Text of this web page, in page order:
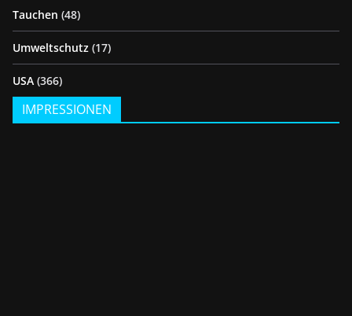
Tauchen (48)
Umweltschutz (17)
USA (366)
IMPRESSIONEN